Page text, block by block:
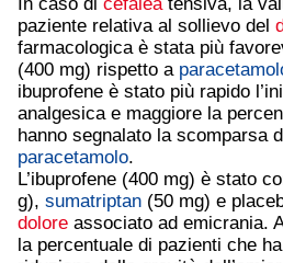
paziente relativa al sollievo del
farmacologica è stata più
(400 mg) rispetto a
ibuprofene è stato più rapido
analgesica e maggiore la
hanno segnalato la scomparsa
paracetamolo.
L’ibuprofene (400 mg) è stato
g), sumatriptan (50 mg) e
dolore associato ad emicrania.
la percentuale di pazienti che